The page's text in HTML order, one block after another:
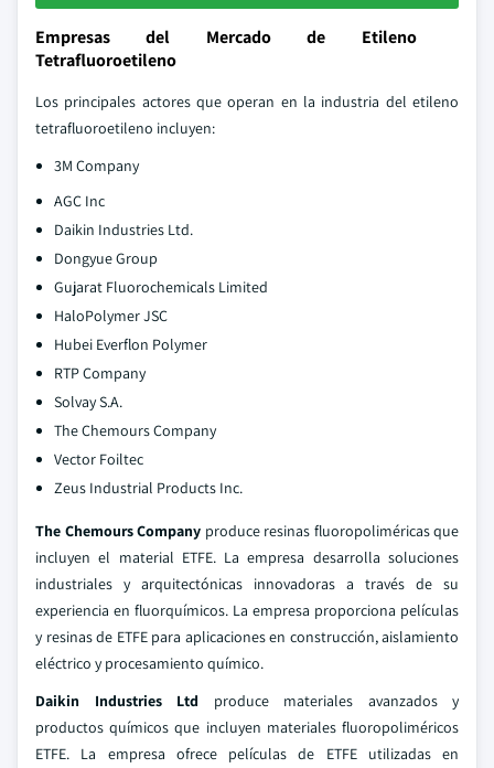
Empresas del Mercado de Etileno
Tetrafluoroetileno
Los principales actores que operan en la industria del etileno
tetrafluoroetileno incluyen:
3M Company
AGC Inc
Daikin Industries Ltd.
Dongyue Group
Gujarat Fluorochemicals Limited
HaloPolymer JSC
Hubei Everflon Polymer
RTP Company
Solvay S.A.
The Chemours Company
Vector Foiltec
Zeus Industrial Products Inc.
The Chemours Company produce resinas fluoropoliméricas que
incluyen el material ETFE. La empresa desarrolla soluciones
industriales y arquitectónicas innovadoras a través de su
experiencia en fluorquímicos. La empresa proporciona películas
y resinas de ETFE para aplicaciones en construcción, aislamiento
eléctrico y procesamiento químico.
Daikin Industries Ltd produce materiales avanzados y
productos químicos que incluyen materiales fluoropoliméricos
ETFE. La empresa ofrece películas de ETFE utilizadas en